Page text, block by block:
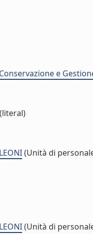
e
(Unità di
(Unità di